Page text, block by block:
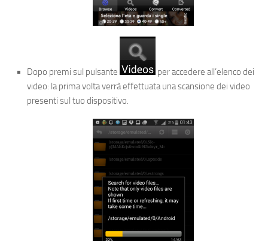
Dopo premi sul pulsante
per accedere all’elenco dei
video: la prima volta verrà effettuata una scansione dei video
presenti sul tuo dispositivo.